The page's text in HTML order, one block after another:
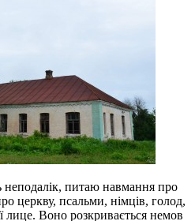
неподалік, питаю навмання про
церкву, псальми, німців, голод,
Воно розкривається немов